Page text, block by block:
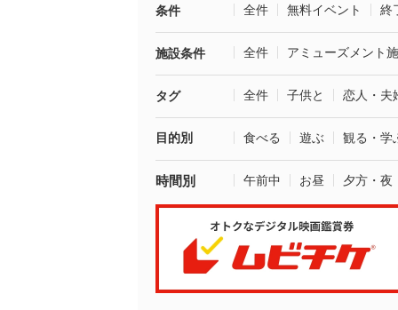
条件 全件 無料イベント 終
施設条件 全件 アミューズメント
タグ 全件 子供と 恋人・夫
目的別 食べる 遊ぶ 観る・学
時間別 午前中 お昼 夕方・夜